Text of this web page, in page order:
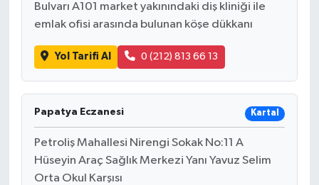
Bulvarı A101 market yakınındaki diş kliniği ile
emlak ofisi arasında bulunan köşe dükkanı
Yol Tarifi Al 0 (212) 813 66 13
Papatya Eczanesi Kartal
Petroliş Mahallesi Nirengi Sokak No:11 A
Hüseyin Araç Sağlık Merkezi Yanı Yavuz Selim
Orta Okul Karşısı